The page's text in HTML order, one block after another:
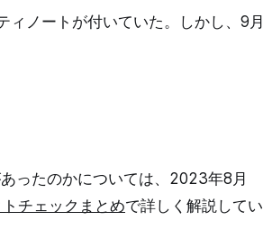
ノートが付いていた。しかし、9月
ったのかについては、2023年8月
チェックまとめで詳しく解説してい